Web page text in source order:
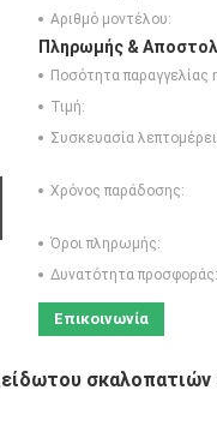
Αριθμό μοντέλου:
Πληρωμής &
Ποσότητα παραγγελίας
Τιμή:
Συσκευασία
Χρόνος παράδοσης:
Όροι πληρωμής:
Δυνατότητα προσφοράς:
Επικοινωνία